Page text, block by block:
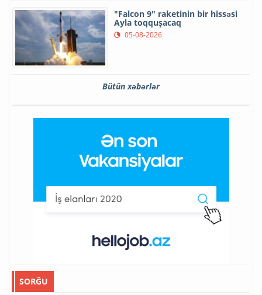
"Falcon 9" raketinin bir hissəsi
Ayla toqquşacaq
05-08-2026
Bütün xəbərlər
SORĞU